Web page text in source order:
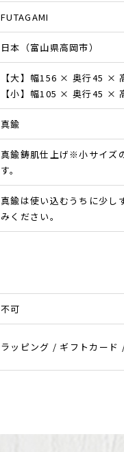
FUTAGAMI
日本（富山県高岡市）
【大】幅156 × 奥行45 ×
【小】幅105 × 奥行45 ×
真鍮
真鍮鋳肌仕上げ※小サイズ
す。
真鍮は使い込むうちに少し
みください。
不可
ラッピング / ギフトカード